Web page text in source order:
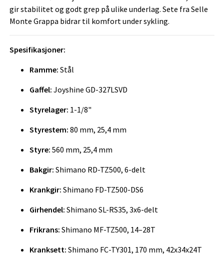
gir stabilitet og godt grep på ulike underlag. Sete fra Selle
Monte Grappa bidrar til komfort under sykling.
Spesifikasjoner:
Ramme: Stål
Gaffel: Joyshine GD-327LSVD
Styrelager: 1-1/8"
Styrestem: 80 mm, 25,4 mm
Styre: 560 mm, 25,4 mm
Bakgir: Shimano RD-TZ500, 6-delt
Krankgir: Shimano FD-TZ500-DS6
Girhendel: Shimano SL-RS35, 3x6-delt
Frikrans: Shimano MF-TZ500, 14–28T
Kranksett: Shimano FC-TY301, 170 mm, 42x34x24T